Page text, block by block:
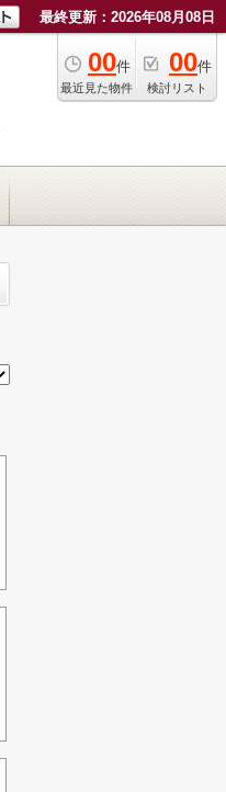
最終更新：2026年08月08日
00件
最近見た物件
00件
検討リスト